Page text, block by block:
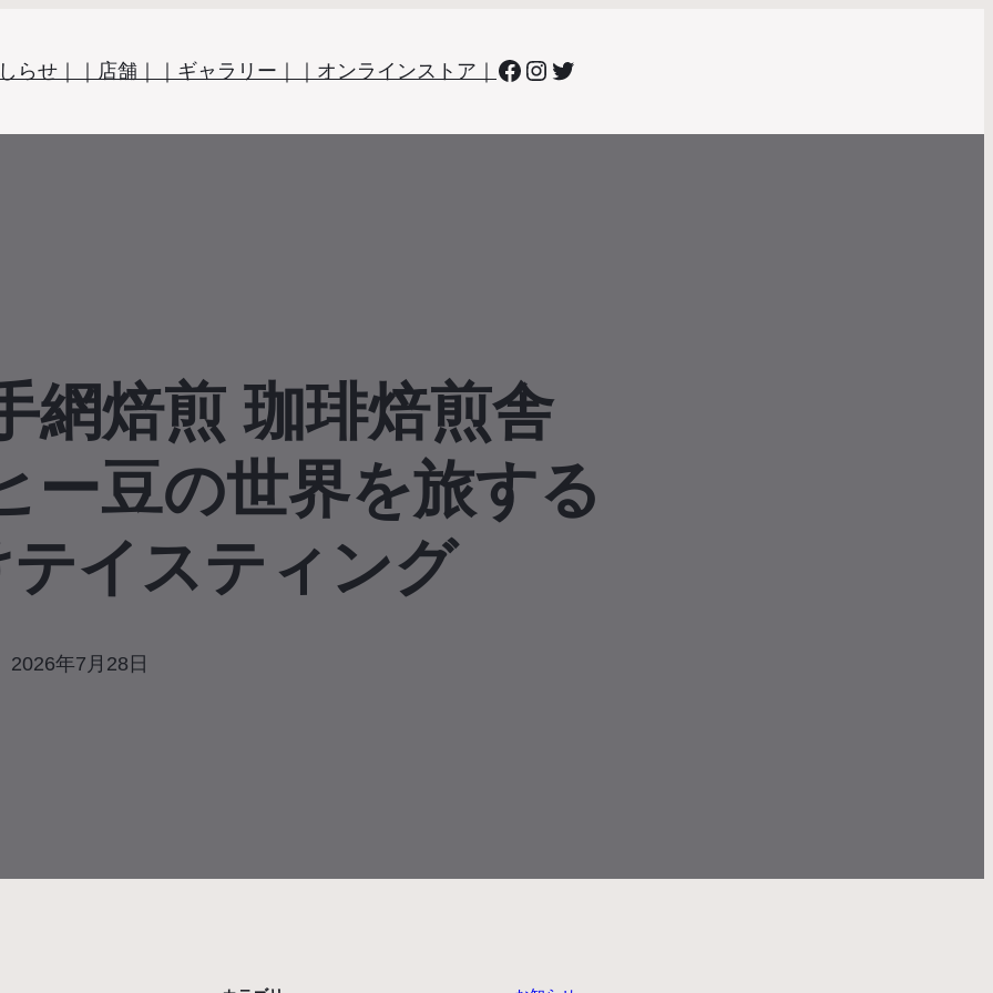
らせ｜ ｜店舗｜ ｜ギャラリー｜ ｜オンラインストア｜ Facebook
Instagram
Twitter
網焙煎 珈琲焙煎舎
豆の世界を旅する
イスティング
2026年7月28日